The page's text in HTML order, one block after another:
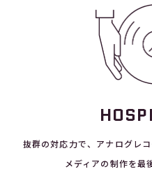
抜群の対応力で、アナログレ
メディアの制作を最